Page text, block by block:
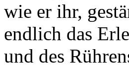
wie er ihr,
endlich das
und des